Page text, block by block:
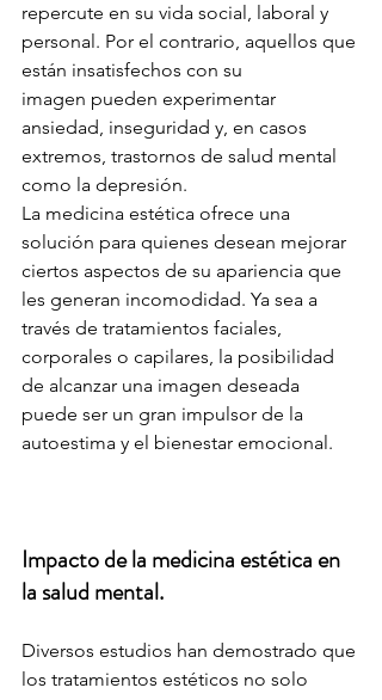
repercute en su vida social, laboral y
personal. Por el contrario, aquellos que
están insatisfechos con su
imagen pueden experimentar
ansiedad, inseguridad y, en casos
extremos, trastornos de salud mental
como la depresión.
La medicina estética ofrece una
solución para quienes desean mejorar
ciertos aspectos de su apariencia que
les generan incomodidad. Ya sea a
través de tratamientos faciales,
corporales o capilares, la posibilidad
de alcanzar una imagen deseada
puede ser un gran impulsor de la
autoestima y el bienestar emocional.
Impacto de la medicina estética en
la salud mental.
Diversos estudios han demostrado que
los tratamientos estéticos no solo